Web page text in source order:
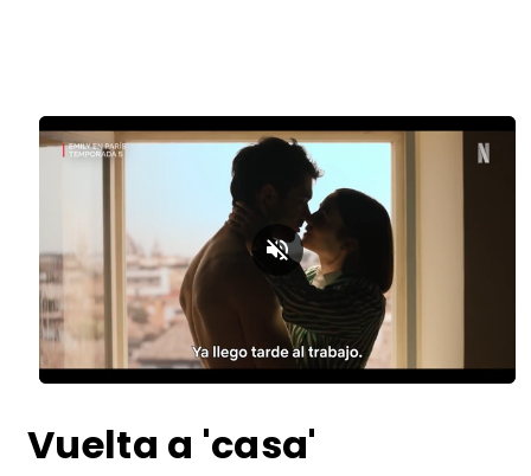
Unmute Loaded:
32.96%
Vuelta a 'casa'